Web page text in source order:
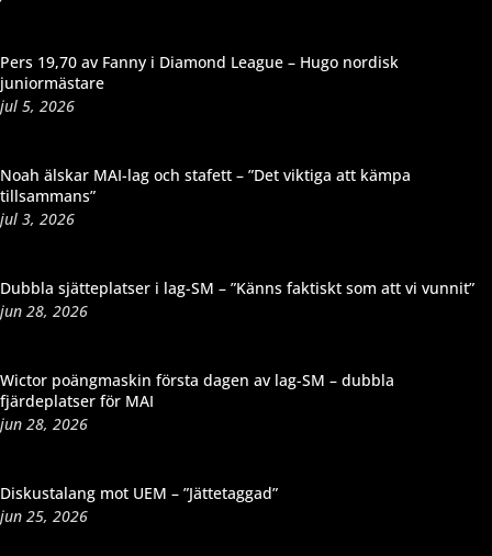
Pers 19,70 av Fanny i Diamond League – Hugo nordisk
juniormästare
jul 5, 2026
Noah älskar MAI-lag och stafett – ”Det viktiga att kämpa
tillsammans”
jul 3, 2026
Dubbla sjätteplatser i lag-SM – ”Känns faktiskt som att vi vunnit”
jun 28, 2026
Wictor poängmaskin första dagen av lag-SM – dubbla
fjärdeplatser för MAI
jun 28, 2026
Diskustalang mot UEM – ”Jättetaggad”
jun 25, 2026